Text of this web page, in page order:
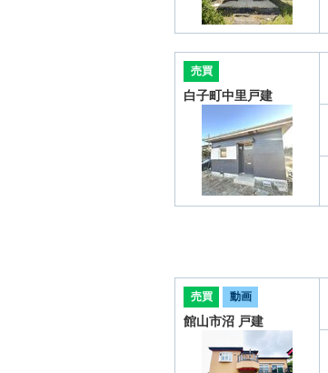
売買
白子町中里戸建
売買 動画
館山市沼 戸建